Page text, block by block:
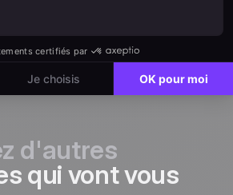
d'autres
qui vont vous